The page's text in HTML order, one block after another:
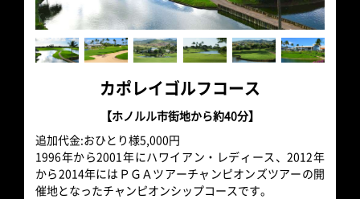
カポレイゴルフコース
【ホノルル市街地から約40分】
追加代金:おひとり様5,000円
1996年から2001年にハワイアン・レディース、2012年
から2014年にはＰＧＡツアーチャンピオンズツアーの開
催地となったチャンピオンシップコースです。